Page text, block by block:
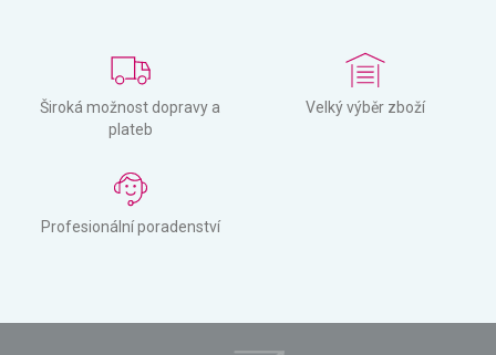
Široká možnost dopravy a
plateb
Velký výběr zboží
Profesionální poradenství